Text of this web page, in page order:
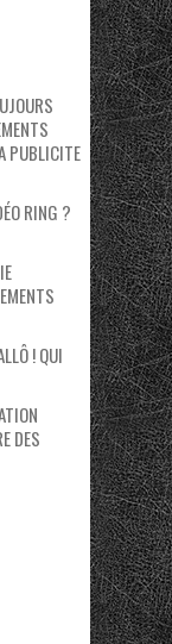
PUBLICITE
RING ?
! QUI
DES